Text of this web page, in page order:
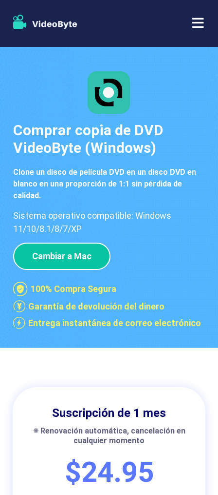
Reproductor Blu-ray
Copia de DVD
Copia Blu-ray
Comprar copia de DVD
VideoByte (Windows)
Clone un disco de película DVD en un disco DVD en
blanco en una proporción de 1:1 sin pérdida de
calidad.
Sistema operativo compatible: Windows
11/10/8.1/8/7/XP
Cambiar a Mac
100% Compra Segura
Garantía de devolución del dinero
Entrega instantánea de correo electrónico
Suscripción de 1 mes
※ Renovación automática, cancelación en
cualquier momento
$24.95